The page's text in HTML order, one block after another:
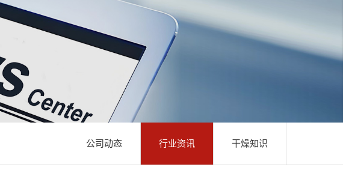
公司动态 行业资讯 干燥知识